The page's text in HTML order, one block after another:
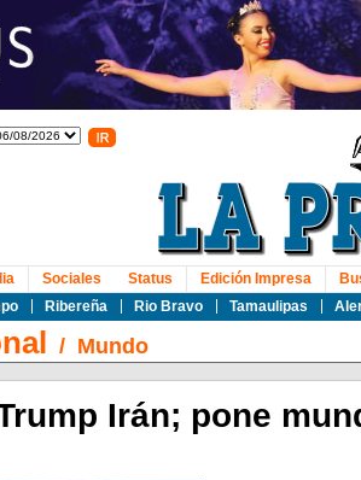
Ribereña Rio Bravo Tamaulipas
Sociales Status Edición Impresa
/ Mundo
Irán; pone